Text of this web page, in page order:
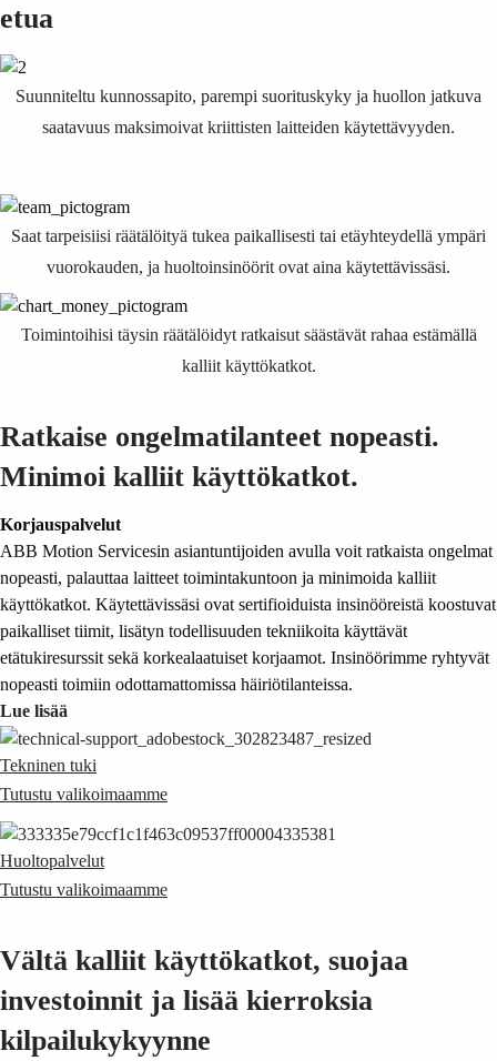
etua
Suunniteltu kunnossapito, parempi suorituskyky ja huollon jatkuva
saatavuus maksimoivat kriittisten laitteiden käytettävyyden.
Saat tarpeisiisi räätälöityä tukea paikallisesti tai etäyhteydellä ympäri
vuorokauden, ja huoltoinsinöörit ovat aina käytettävissäsi.
Toimintoihisi täysin räätälöidyt ratkaisut säästävät rahaa estämällä
kalliit käyttökatkot.
Ratkaise ongelmatilanteet nopeasti.
Minimoi kalliit käyttökatkot.
Korjauspalvelut
ABB Motion Servicesin asiantuntijoiden avulla voit ratkaista ongelmat
nopeasti, palauttaa laitteet toimintakuntoon ja minimoida kalliit
käyttökatkot. Käytettävissäsi ovat sertifioiduista insinööreistä koostuvat
paikalliset tiimit, lisätyn todellisuuden tekniikoita käyttävät
etätukiresurssit sekä korkealaatuiset korjaamot. Insinöörimme ryhtyvät
nopeasti toimiin odottamattomissa häiriötilanteissa.
Lue lisää
Tekninen tuki
Tutustu valikoimaamme
Huoltopalvelut
Tutustu valikoimaamme
Vältä kalliit käyttökatkot, suojaa
investoinnit ja lisää kierroksia
kilpailukykyynne